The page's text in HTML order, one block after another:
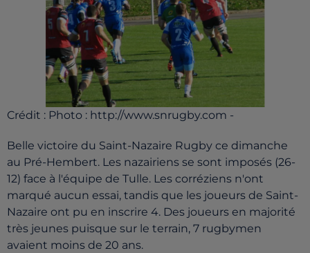
Crédit : Photo : http://www.snrugby.com -
Belle victoire du Saint-Nazaire Rugby ce dimanche
au Pré-Hembert. Les nazairiens se sont imposés (26-
12) face à l'équipe de Tulle. Les corréziens n'ont
marqué aucun essai, tandis que les joueurs de Saint-
Nazaire ont pu en inscrire 4. Des joueurs en majorité
très jeunes puisque sur le terrain, 7 rugbymen
avaient moins de 20 ans.